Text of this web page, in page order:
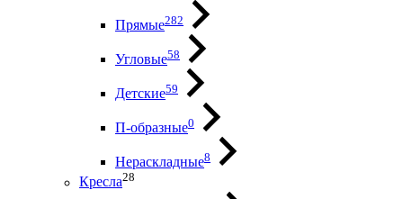
Прямые282
Угловые58
Детские59
П-образные0
Нераскладные8
Кресла28